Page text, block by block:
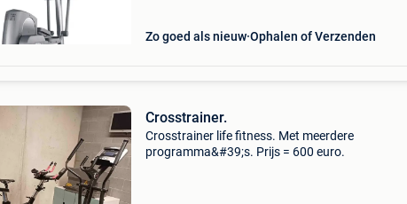
Zo goed als nieuw Ophalen of Verzenden
Crosstrainer.
Crosstrainer life fitness. Met meerdere
programma&#39;s. Prijs = 600 euro.